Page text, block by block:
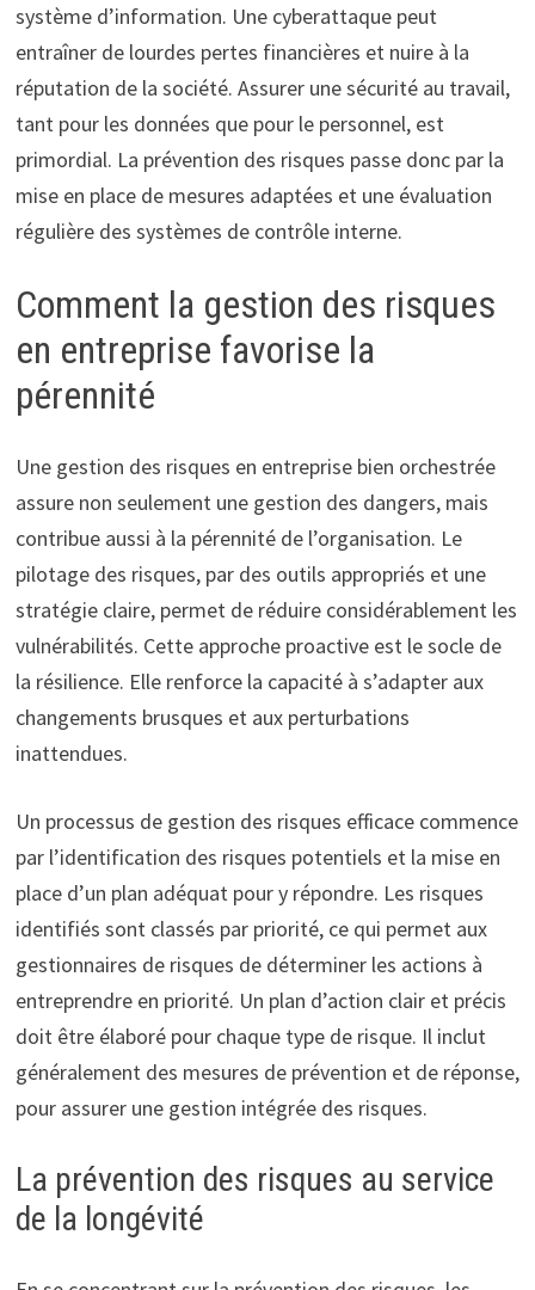
système d’information. Une cyberattaque peut
entraîner de lourdes pertes financières et nuire à la
réputation de la société. Assurer une sécurité au travail,
tant pour les données que pour le personnel, est
primordial. La prévention des risques passe donc par la
mise en place de mesures adaptées et une évaluation
régulière des systèmes de contrôle interne.
Comment la gestion des risques
en entreprise favorise la
pérennité
Une gestion des risques en entreprise bien orchestrée
assure non seulement une gestion des dangers, mais
contribue aussi à la pérennité de l’organisation. Le
pilotage des risques, par des outils appropriés et une
stratégie claire, permet de réduire considérablement les
vulnérabilités. Cette approche proactive est le socle de
la résilience. Elle renforce la capacité à s’adapter aux
changements brusques et aux perturbations
inattendues.
Un processus de gestion des risques efficace commence
par l’identification des risques potentiels et la mise en
place d’un plan adéquat pour y répondre. Les risques
identifiés sont classés par priorité, ce qui permet aux
gestionnaires de risques de déterminer les actions à
entreprendre en priorité. Un plan d’action clair et précis
doit être élaboré pour chaque type de risque. Il inclut
généralement des mesures de prévention et de réponse,
pour assurer une gestion intégrée des risques.
La prévention des risques au service
de la longévité